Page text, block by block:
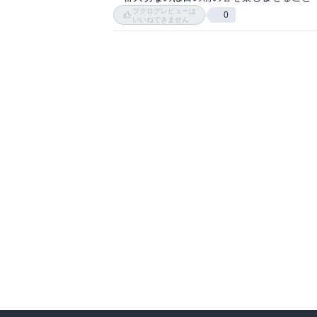
ブクログレビューは
いいねできません
0